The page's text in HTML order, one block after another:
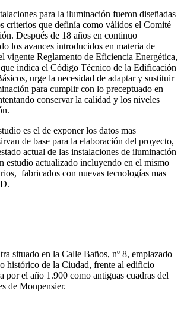
para la iluminación fueron diseñadas
criterios que definía como válidos el Comité
Después de 18 años en continuo
los avances introducidos en materia de
vigente Reglamento de Eficiencia Energética,
indica el Código Técnico de la Edificación
urge la necesidad de adaptar y sustituir
para cumplir con lo preceptuado en
conservar la calidad y los niveles
es el de exponer los datos mas
de base para la elaboración del proyecto,
actual de las instalaciones de iluminación
estudio actualizado incluyendo en el mismo
fabricados con nuevas tecnologías mas
situado en la Calle Baños, nº 8, emplazado
histórico de la Ciudad, frente al edificio
por el año 1.900 como antiguas cuadras del
de Monpensier.